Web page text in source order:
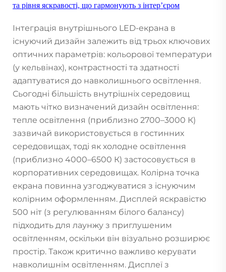
та рівня яскравості, що гармонують з інтер’єром
Інтеграція внутрішнього LED-екрана в
існуючий дизайн залежить від трьох ключових
оптичних параметрів: кольорової температури
(у кельвінах), контрастності та здатності
адаптуватися до навколишнього освітлення.
Сьогодні більшість внутрішніх середовищ
мають чітко визначений дизайн освітлення:
тепле освітлення (приблизно 2700–3000 К)
зазвичай використовується в гостинних
середовищах, тоді як холодне освітлення
(приблизно 4000–6500 К) застосовується в
корпоративних середовищах. Колірна точка
екрана повинна узгоджуватися з існуючим
колірним оформленням. Дисплей яскравістю
500 ніт (з регулюванням білого балансу)
підходить для лаунжу з приглушеним
освітленням, оскільки він візуально розширює
простір. Також критично важливо керувати
навколишнім освітленням. Дисплеї з